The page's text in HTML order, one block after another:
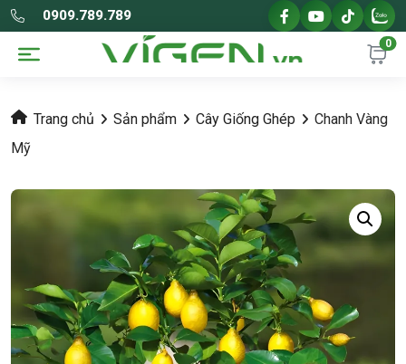
0909.789.789
0
Trang chủ Sản phẩm Cây Giống Ghép
Chanh Vàng
Mỹ